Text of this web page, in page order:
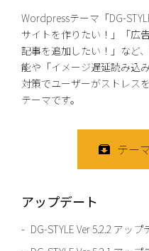
Wordpressテーマ「DG-
サイトを作りたい！」「広
記事を追加したい！」など
能や「イメージ遅延読み込
対策でユーザーがストレス
テーマです。
テー
アップデート
DG-STYLE Ver 5.2.2 アップ